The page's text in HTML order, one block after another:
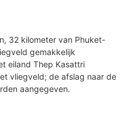
32 kilometer van Phuket-
gemakkelijk
eiland Thep Kasattri
vliegveld; de afslag naar de
aangegeven.